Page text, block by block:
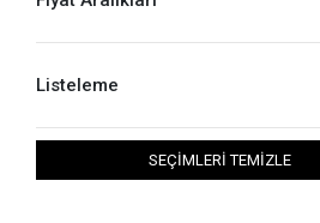
Listeleme
SEÇİMLERİ TEMİZLE